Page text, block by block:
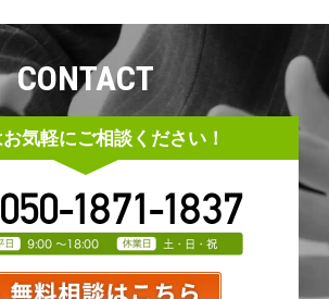
CONTACT
気軽にご相談ください！